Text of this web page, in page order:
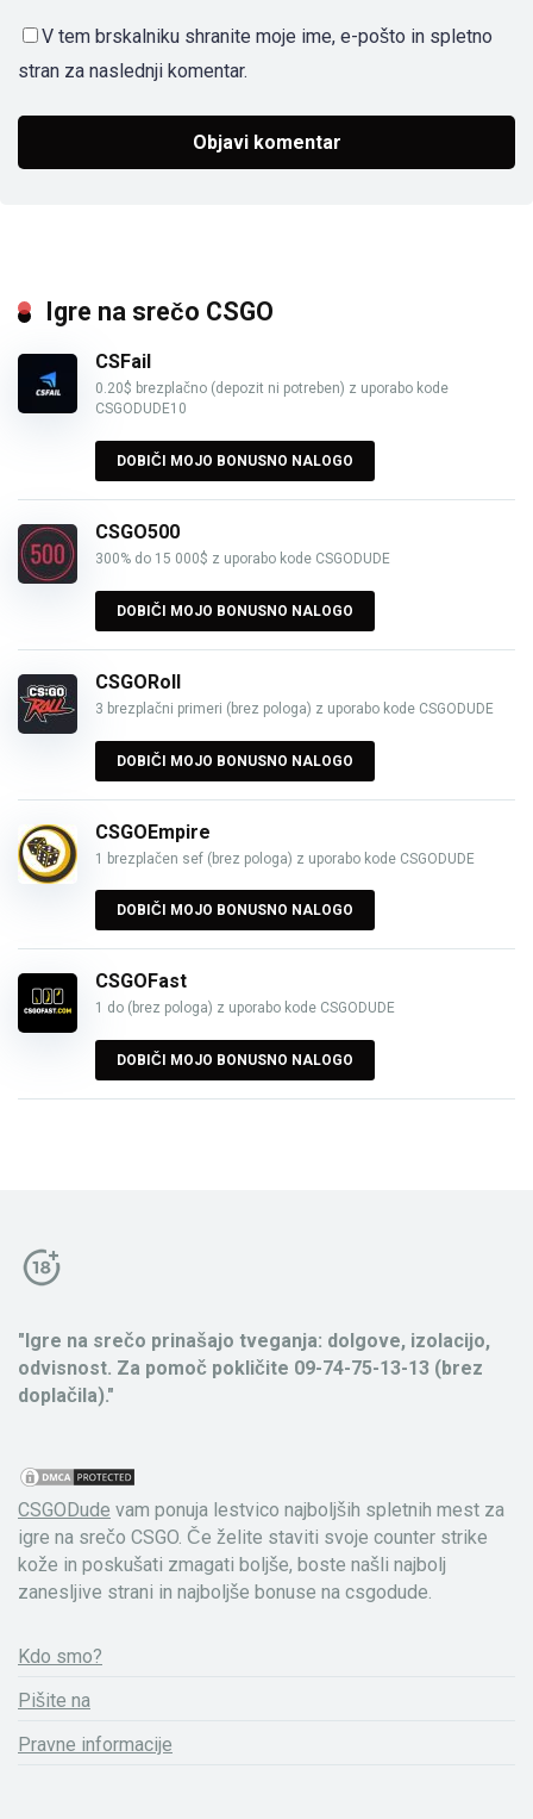
V tem brskalniku shranite moje ime, e-pošto in spletno
stran za naslednji komentar.
Igre na srečo CSGO
CSFail
0.20$ brezplačno (depozit ni potreben) z uporabo kode
CSGODUDE10
DOBIČI MOJO BONUSNO NALOGO
CSGO500
300% do 15 000$ z uporabo kode CSGODUDE
DOBIČI MOJO BONUSNO NALOGO
CSGORoll
3 brezplačni primeri (brez pologa) z uporabo kode CSGODUDE
DOBIČI MOJO BONUSNO NALOGO
CSGOEmpire
1 brezplačen sef (brez pologa) z uporabo kode CSGODUDE
DOBIČI MOJO BONUSNO NALOGO
CSGOFast
1 do (brez pologa) z uporabo kode CSGODUDE
DOBIČI MOJO BONUSNO NALOGO
"Igre na srečo prinašajo tveganja: dolgove, izolacijo,
odvisnost. Za pomoč pokličite 09-74-75-13-13 (brez
doplačila)."
CSGODude vam ponuja lestvico najboljših spletnih mest za
igre na srečo CSGO. Če želite staviti svoje counter strike
kože in poskušati zmagati boljše, boste našli najbolj
zanesljive strani in najboljše bonuse na csgodude.
Kdo smo?
Pišite na
Pravne informacije